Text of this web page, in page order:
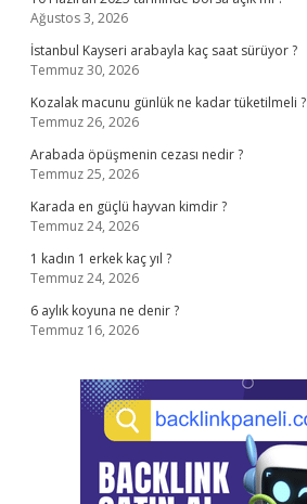
Ağustos 3, 2026
İstanbul Kayseri arabayla kaç saat sürüyor ?
Temmuz 30, 2026
Kozalak macunu günlük ne kadar tüketilmeli ?
Temmuz 26, 2026
Arabada öpüşmenin cezası nedir ?
Temmuz 25, 2026
Karada en güçlü hayvan kimdir ?
Temmuz 24, 2026
1 kadın 1 erkek kaç yıl ?
Temmuz 24, 2026
6 aylık koyuna ne denir ?
Temmuz 16, 2026